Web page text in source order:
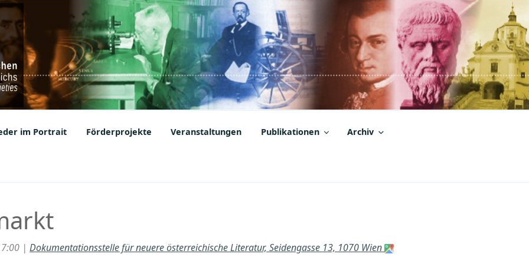
Societies
im Portrait Förderprojekte Veranstaltungen Publikationen Archiv
| Dokumentationsstelle für neuere österreichische Literatur, Seidengasse 13, 1070 Wien